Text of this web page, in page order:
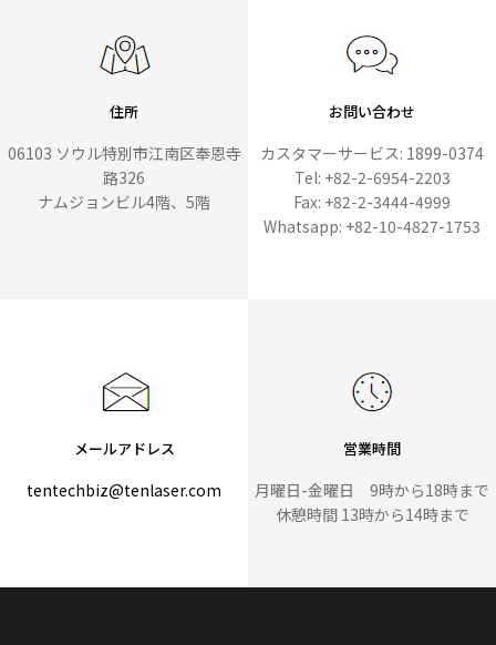
住所
06103 ソウル特別市江南区奉恩寺
路326
ナムジョンビル4階、5階
お問い合わせ
カスタマーサービス: 1899-0374
Tel: +82-2-6954-2203
Fax: +82-2-3444-4999
Whatsapp: +82-10-4827-1753
メールアドレス
tentechbiz@tenlaser.com
営業時間
月曜日-金曜日 9時から18時まで
休憩時間 13時から14時まで